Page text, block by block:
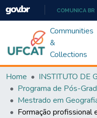
COMUNICA BR
Communities
&
Collections
Home